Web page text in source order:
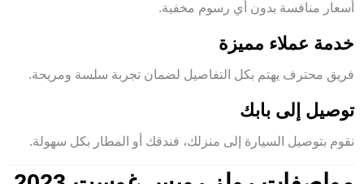
أسعار منافسة بدون أي رسوم مخفية.
خدمة عملاء مميزة
فريق محترف يهتم بكل التفاصيل لضمان تجربة سلسة ومريحة.
توصيل إلى بابك
نقوم بتوصيل السيارة إلى منزلك، فندقك أو المطار بكل سهولة.